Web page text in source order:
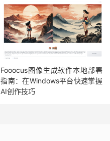
Fooocus图像生成软件本地部署
指南：在Windows平台快速掌握
AI创作技巧